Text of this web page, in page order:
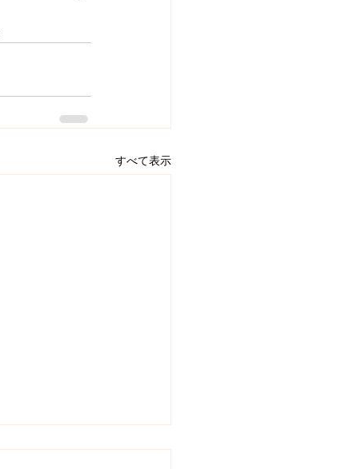
すべて表示